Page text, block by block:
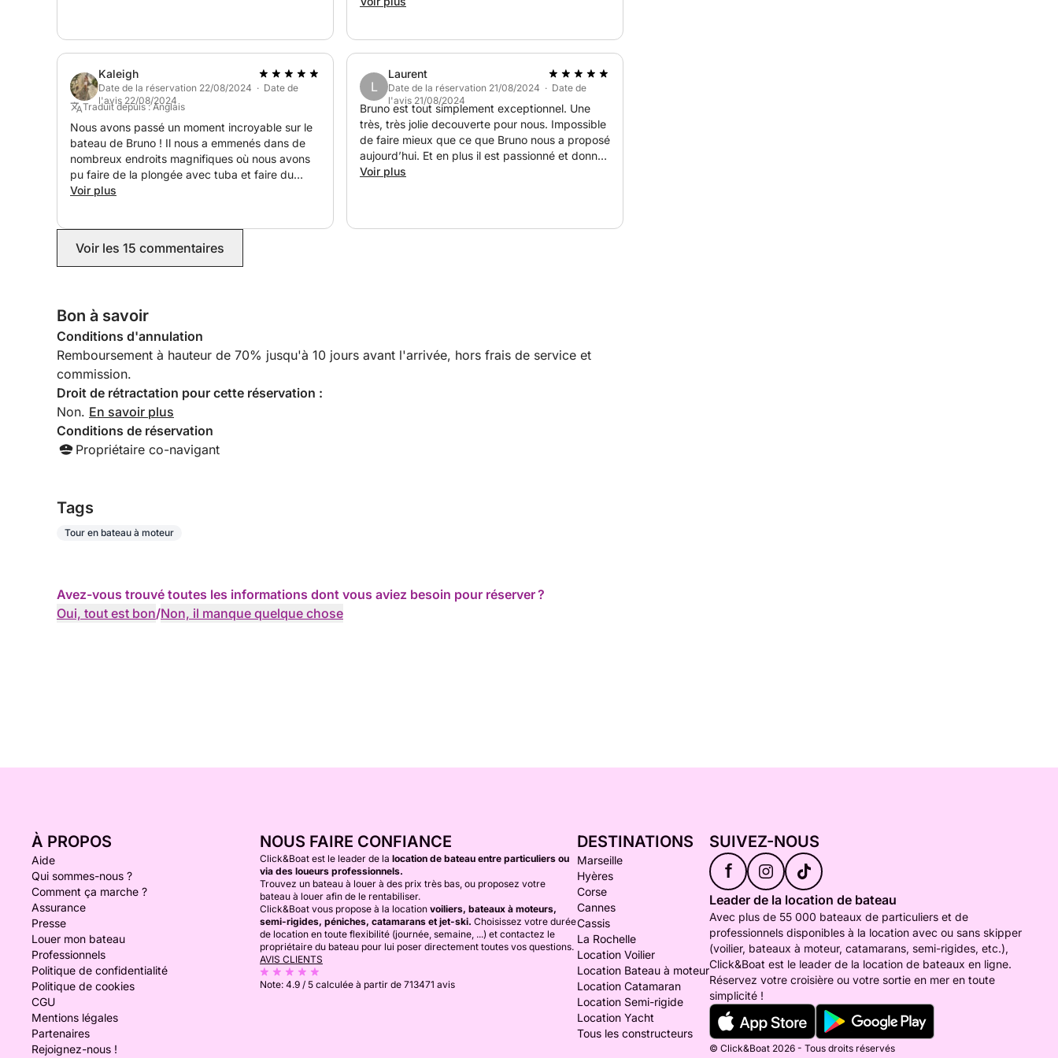
la location car le carburant est compris pour l excursion !
Au plaisir de vous faire partager un très bon moment de plaisance avec de super panoramas
cordialement bruno
Kaleigh
Date de la réservation 22/08/2024 · Date de
l'avis 22/08/2024
Traduit depuis : Anglais
Nous avons passé un moment incroyable sur le
bateau de Bruno ! Il nous a emmenés dans de
nombreux endroits magnifiques où nous avons
pu faire de la plongée avec tuba et faire du
tourisme. Son bateau était très confortable et a
Voir plus
L
Laurent
Date de la réservation 21/08/2024 · Date de
l'avis 21/08/2024
Bruno est tout simplement exceptionnel. Une
très, très jolie decouverte pour nous. Impossible
de faire mieux que ce que Bruno nous a proposé
aujourd’hui. Et en plus il est passionné et donne
plein d’explications
Voir plus
Voir les 15 commentaires
Bon à savoir
Conditions d'annulation
Remboursement à hauteur de 70% jusqu'à 10 jours avant l'arrivée, hors frais de service et
commission.
Droit de rétractation pour cette réservation :
Non. En savoir plus
Conditions de réservation
Propriétaire co-navigant
Tags
Tour en bateau à moteur
Avez-vous trouvé toutes les informations dont vous aviez besoin pour réserver ?
Oui, tout est bon/Non, il manque quelque chose
À PROPOS
Aide
Qui sommes-nous ?
Comment ça marche ?
Assurance
Presse
Louer mon bateau
Professionnels
Politique de confidentialité
Politique de cookies
CGU
Mentions légales
Partenaires
Rejoignez-nous !
NOUS FAIRE CONFIANCE
Click&Boat est le leader de la location de bateau entre particuliers ou
via des loueurs professionnels.
Trouvez un bateau à louer à des prix très bas, ou proposez votre
bateau à louer afin de le rentabiliser.
Click&Boat vous propose à la location voiliers, bateaux à moteurs,
semi-rigides, péniches, catamarans et jet-ski. Choisissez votre durée
de location en toute flexibilité (journée, semaine, ...) et contactez le
propriétaire du bateau pour lui poser directement toutes vos questions.
AVIS CLIENTS
Note: 4.9 / 5 calculée à partir de 713471 avis
DESTINATIONS
Marseille
Hyères
Corse
Cannes
Cassis
La Rochelle
Location Voilier
Location Bateau à moteur
Location Catamaran
Location Semi-rigide
Location Yacht
Tous les constructeurs
SUIVEZ-NOUS
f
Leader de la location de bateau
Avec plus de 55 000 bateaux de particuliers et de
professionnels disponibles à la location avec ou sans skipper
(voilier, bateaux à moteur, catamarans, semi-rigides, etc.),
Click&Boat est le leader de la location de bateaux en ligne.
Réservez votre croisière ou votre sortie en mer en toute
simplicité !
© Click&Boat 2026 - Tous droits réservés